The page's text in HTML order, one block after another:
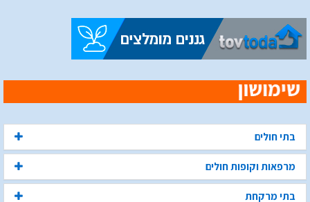
בתי חולים
מרפאות וקופות חולים
בתי מרקחת